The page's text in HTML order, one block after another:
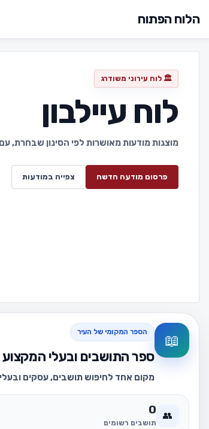
הלוח הפתוח
🏛️ לוח עירוני משודרג
לוח עיילבון
מוצגות מודעות מאושרות לפי הסינון שבחרת,
פרסום מודעה חדשה צפייה במודעות
📖 הספר המקומי של העיר
ספר התושבים ובעלי המקצוע
מקום אחד לחיפוש תושבים, עסקים
👥
0
תושבים רשומים